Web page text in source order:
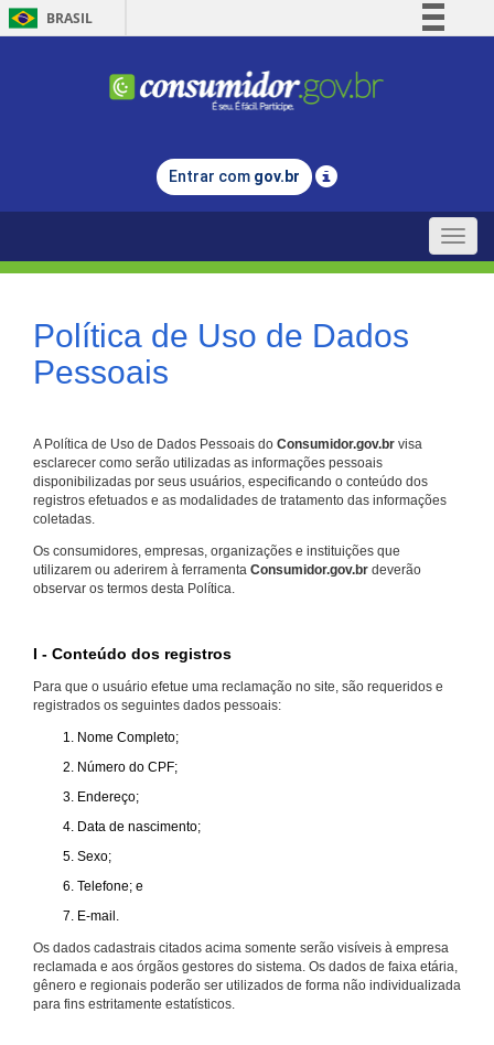
BRASIL
Comunica BR
Legislação
Entrar com gov.br
Toggle
Política de Uso de Dados
Pessoais
A Política de Uso de Dados Pessoais do Consumidor.gov.br visa
esclarecer como serão utilizadas as informações pessoais
disponibilizadas por seus usuários, especificando o conteúdo dos
registros efetuados e as modalidades de tratamento das informações
coletadas.
Os consumidores, empresas, organizações e instituições que
utilizarem ou aderirem à ferramenta Consumidor.gov.br deverão
observar os termos desta Política.
I - Conteúdo dos registros
Para que o usuário efetue uma reclamação no site, são requeridos e
registrados os seguintes dados pessoais:
Nome Completo;
Número do CPF;
Endereço;
Data de nascimento;
Sexo;
Telefone; e
E-mail.
Os dados cadastrais citados acima somente serão visíveis à empresa
reclamada e aos órgãos gestores do sistema. Os dados de faixa etária,
gênero e regionais poderão ser utilizados de forma não individualizada
para fins estritamente estatísticos.